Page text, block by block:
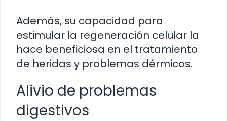
Además, su capacidad para
estimular la regeneración celular la
hace beneficiosa en el tratamiento
de heridas y problemas dérmicos.
Alivio de problemas
digestivos